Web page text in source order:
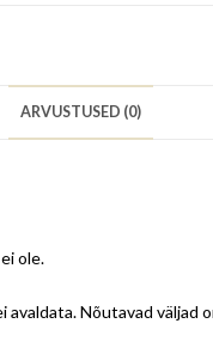
ARVUSTUSED (0)
ole.
avaldata. Nõutavad väljad